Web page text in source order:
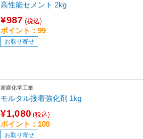
高性能セメント 2kg
¥987 (税込)
ポイント：99
お取り寄せ
家庭化学工業
モルタル接着強化剤 1kg
¥1,080 (税込)
ポイント：108
お取り寄せ